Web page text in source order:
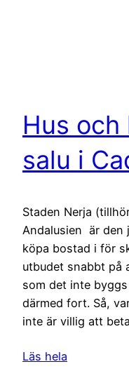
Hus
salu i
Staden Nerja
Andalusien är den
köpa bostad i för
utbudet snabbt på
som det inte
därmed fort. Så,
inte är villig att
Läs hela